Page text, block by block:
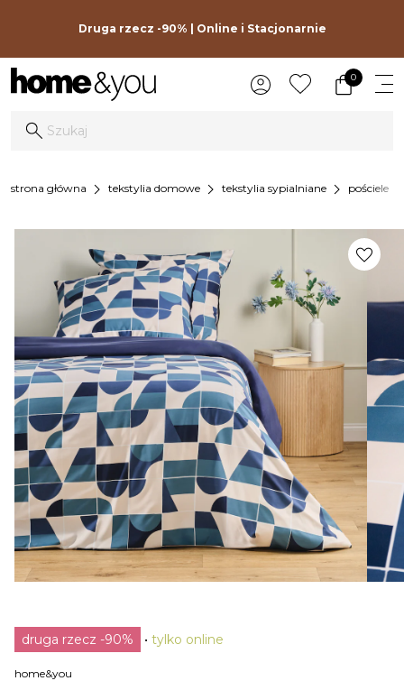
Druga rzecz -90% | Online i Stacjonarnie
0
strona główna chevron_right tekstylia domowe chevron_right tekstylia sypialniane chevron_right pościele
druga rzecz -90% tylko online
home&you
favorite